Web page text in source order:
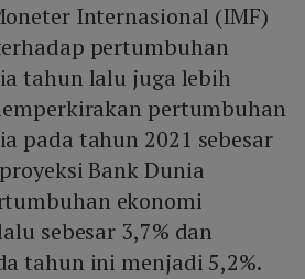
Internasional (IMF)
pertumbuhan
tahun lalu juga lebih
pertumbuhan
pada tahun 2021 sebesar
Bank Dunia
ekonomi
sebesar 3,7% dan
tahun ini menjadi 5,2%.